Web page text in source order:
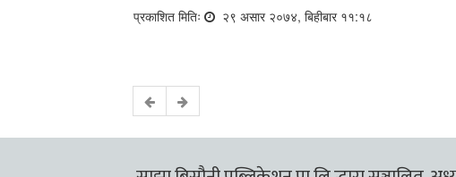
प्रकाशित मितिः २९ असार २०७४, बिहीबार ११:१८